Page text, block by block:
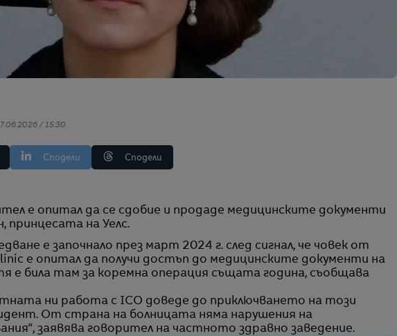
/ 15:30
Сподели Сподели
принцесата на Уелс.
е започнало през март 2024 г. след сигнал, че човек от
е опитал да получи достъп до медицинските документи на
е била там за коремна операция същата година, съобщава
ни работа с ICO доведе до приключването на този
От страна на болницата няма нарушения на
заявява говорител на частното здравно заведение.